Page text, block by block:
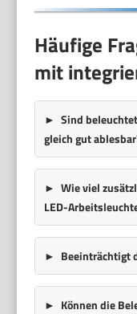
Häufige
mit
Sind
gleich gut
Wie viel
LED-
Beeinträchtigt
Können die